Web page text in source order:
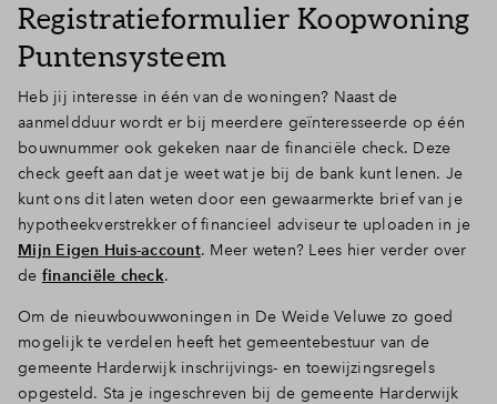
Registratieformulier Koopwoning
Puntensysteem
Heb jij interesse in één van de woningen? Naast de
aanmeldduur wordt er bij meerdere geïnteresseerde op één
bouwnummer ook gekeken naar de financiële check. Deze
check geeft aan dat je weet wat je bij de bank kunt lenen. Je
kunt ons dit laten weten door een gewaarmerkte brief van je
hypotheekverstrekker of financieel adviseur te uploaden in je
Mijn Eigen Huis-account. Meer weten? Lees hier verder over
de financiële check.
Om de nieuwbouwwoningen in De Weide Veluwe zo goed
mogelijk te verdelen heeft het gemeentebestuur van de
gemeente Harderwijk inschrijvings- en toewijzingsregels
opgesteld. Sta je ingeschreven bij de gemeente Harderwijk